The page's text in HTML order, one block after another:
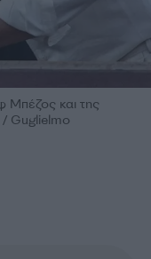
και της
/ Guglielmo